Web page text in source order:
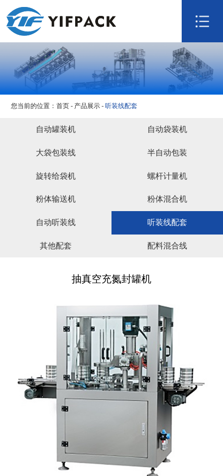
网站首页
关于我们
技术研发
视频展示
新闻资讯
联系我们
您当前的位置：首页- 产品展示 -听装线配套
自动罐装机 自动袋装机
大袋包装线 半自动包装
旋转给袋机 螺杆计量机
粉体输送机 粉体混合机
自动听装线 听装线配套
其他配套 配料混合线
抽真空充氮封罐机